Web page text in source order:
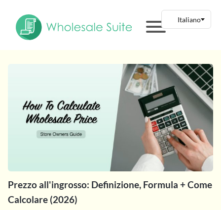
Prezzo all'ingrosso: Definizione, Formula + Come
Calcolare (2026)